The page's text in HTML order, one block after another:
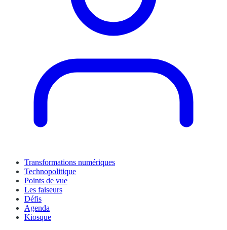
Transformations numériques
Technopolitique
Points de vue
Les faiseurs
Défis
Agenda
Kiosque